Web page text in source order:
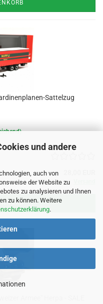
und andere
auch von
der Website zu
zu analysieren und Ihnen
zu können. Weitere
.
Sattelzug
inkl. 19% MwSt. zzgl.